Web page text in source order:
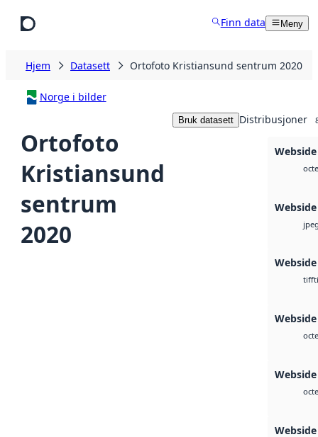
Finn data Meny
Hjem Datasett Ortofoto Kristiansund sentrum 2020
Norge i bilder
Ortofoto
Kristiansund
sentrum
2020
Bruk datasett Distribusjoner
Webside
Webside
tiff
Webside